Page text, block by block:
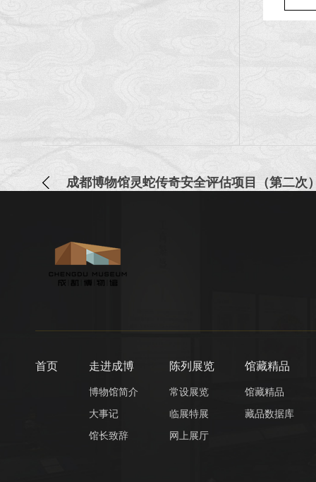
成都博物馆灵蛇传奇安全评估项目（第二次
首页 走进成博
博物馆简介
大事记
馆长致辞
陈列展览
常设展览
临展特展
网上展厅
馆藏精品
馆藏精品
藏品数据库